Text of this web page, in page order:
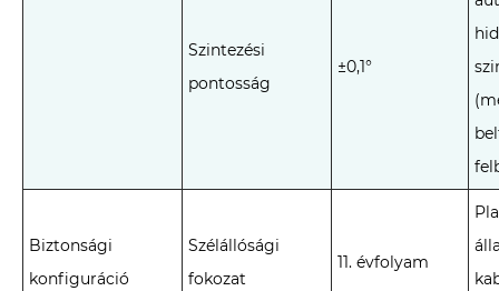
Szintezési
pontosság
±0,1°
Biztonsági
konfiguráció
Szélállósági
fokozat
11. évfolyam